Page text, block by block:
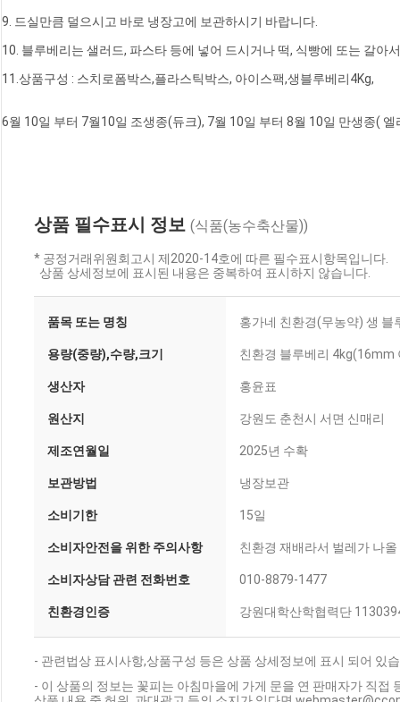
9. 드실만큼 덜으시고 바로 냉장고에 보관하시기 바랍니다.
10. 블루베리는 샐러드, 파스타 등에 넣어 드시거나 떡, 식빵에 또는 갈아
11.상품구성 : 스치로폼박스,플라스틱박스, 아이스팩,생블루베리4Kg,
6월 10일 부터 7월10일 조생종(듀크), 7월 10일 부터 8월 10일 만생종(
상품 필수표시 정보 (식품(농수축산물))
* 공정거래위원회고시 제2020-14호에 따른 필수표시항목입니다.
상품 상세정보에 표시된 내용은 중복하여 표시하지 않습니다.
품목 또는 명칭 홍가네 친환경(무농약) 생 블
용량(중량),수량,크기 친환경 블루베리 4kg(16mm
생산자 홍윤표
원산지 강원도 춘천시 서면 신매리
제조연월일 2025년 수확
보관방법 냉장보관
소비기한 15일
소비자안전을 위한 주의사항 친환경 재배라서 벌레가 나
소비자상담 관련 전화번호 010-8879-1477
친환경인증 강원대학산학협력단
- 관련법상 표시사항,상품구성 등은 상품 상세정보에 표시 되어 있
- 이 상품의 정보는 꽃피는 아침마을에 가게 문을 연 판매자가 직접